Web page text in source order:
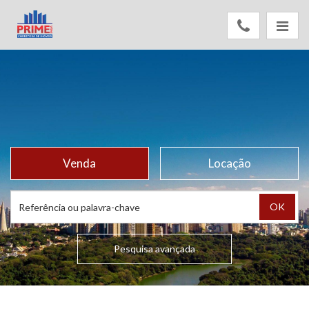
Venda Locação
Pesquisa avançada
OK